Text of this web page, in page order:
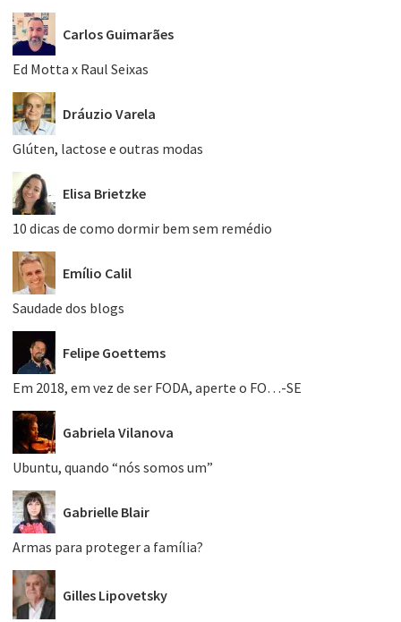
Carlos Guimarães
Ed Motta x Raul Seixas
Dráuzio Varela
Glúten, lactose e outras modas
Elisa Brietzke
10 dicas de como dormir bem sem remédio
Emílio Calil
Saudade dos blogs
Felipe Goettems
Em 2018, em vez de ser FODA, aperte o FO…-SE
Gabriela Vilanova
Ubuntu, quando “nós somos um”
Gabrielle Blair
Armas para proteger a família?
Gilles Lipovetsky